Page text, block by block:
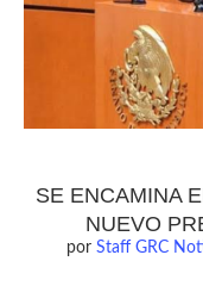
SE ENCAMINA
NUEVO
por Staff GRC